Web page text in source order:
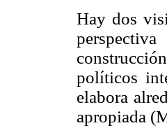
Hay dos
políticos
elabora
apropiada